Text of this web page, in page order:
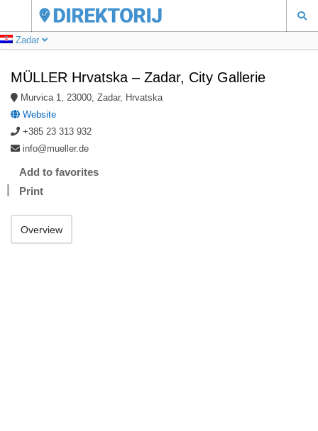
Zadar
MÜLLER Hrvatska – Zadar, City Gallerie
Murvica 1, 23000, Zadar, Hrvatska
Website
+385 23 313 932
info@mueller.de
Add to favorites
Print
Overview